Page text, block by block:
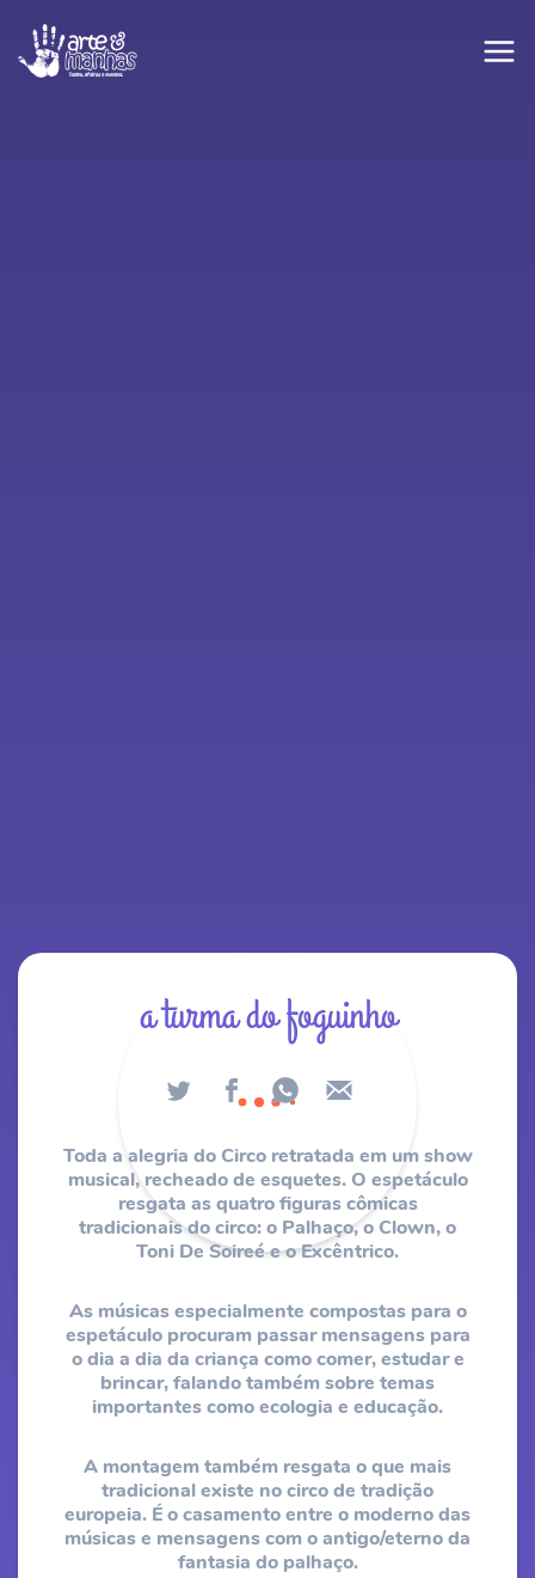
a turma do foguinho
Toda a alegria do Circo retratada em um show
musical, recheado de esquetes. O espetáculo
resgata as quatro figuras cômicas
tradicionais do circo: o Palhaço, o Clown, o
Toni De Soireé e o Excêntrico.
As músicas especialmente compostas para o
espetáculo procuram passar mensagens para
o dia a dia da criança como comer, estudar e
brincar, falando também sobre temas
importantes como ecologia e educação.
A montagem também resgata o que mais
tradicional existe no circo de tradição
europeia. É o casamento entre o moderno das
músicas e mensagens com o antigo/eterno da
fantasia do palhaço.